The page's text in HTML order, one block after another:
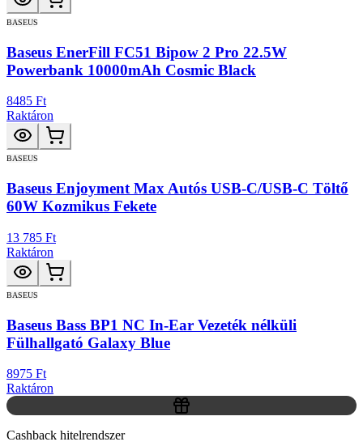
BASEUS
Baseus EnerFill FC51 Bipow 2 Pro 22.5W
Powerbank 10000mAh Cosmic Black
8485 Ft
Raktáron
BASEUS
Baseus Enjoyment Max Autós USB-C/USB-C Töltő
60W Kozmikus Fekete
13 785 Ft
Raktáron
BASEUS
Baseus Bass BP1 NC In-Ear Vezeték nélküli
Fülhallgató Galaxy Blue
8975 Ft
Raktáron
Cashback hitelrendszer